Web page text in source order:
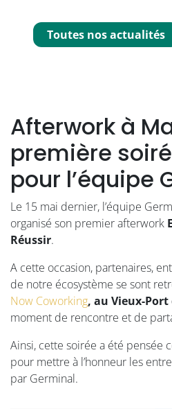
Toutes nos actualités
Afterwork à
première
pour l’équipe
Le 15 mai dernier, l’équipe
organisé son premier afterwork
Réussir.
A cette occasion, partenaires,
de notre écosystème se sont
Now Coworking, au Vieux-
moment de rencontre et de
Ainsi, cette soirée a été pensée
pour mettre à l’honneur les
par Germinal.